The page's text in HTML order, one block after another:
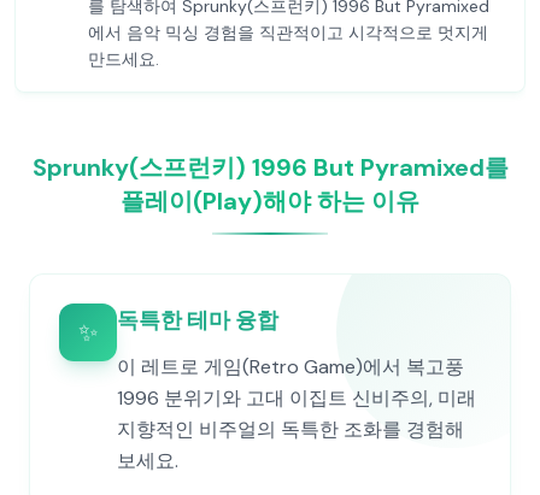
를 탐색하여 Sprunky(스프런키) 1996 But Pyramixed
에서 음악 믹싱 경험을 직관적이고 시각적으로 멋지게
만드세요.
Sprunky(스프런키) 1996 But Pyramixed를
플레이(Play)해야 하는 이유
✨ 독특한 테마 융합
이 레트로 게임(Retro Game)에서 복고풍
1996 분위기와 고대 이집트 신비주의, 미래
지향적인 비주얼의 독특한 조화를 경험해
보세요.